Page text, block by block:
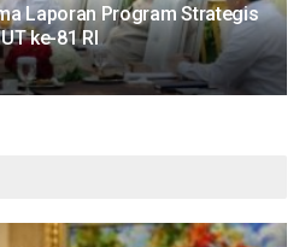
Laporan Program Strategis
ke-81 RI